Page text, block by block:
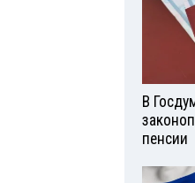
В
пенсии